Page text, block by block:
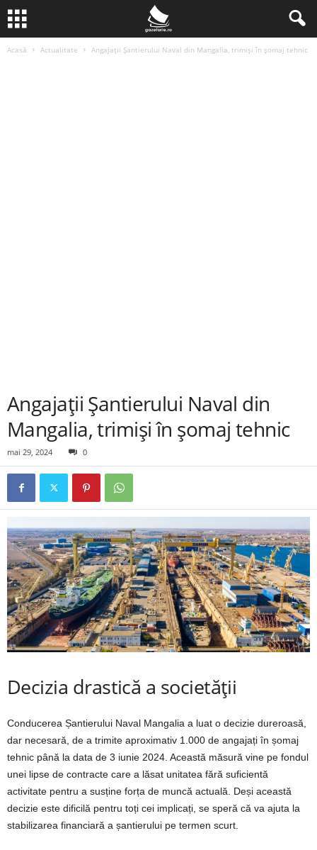
Acasă Actualitate Angajații Șantierului Naval din Mangalia, trimiși în șomaj tehnic
Angajații Șantierului Naval din
Mangalia, trimiși în șomaj tehnic
mai 29, 2024 0
Decizia drastică a societății
Conducerea Șantierului Naval Mangalia a luat o decizie dureroasă,
dar necesară, de a trimite aproximativ 1.000 de angajați în șomaj
tehnic până la data de 3 iunie 2024. Această măsură vine pe fondul
unei lipse de contracte care a lăsat unitatea fără suficientă
activitate pentru a susține forța de muncă actuală. Deși această
decizie este dificilă pentru toți cei implicați, se speră că va ajuta la
stabilizarea financiară a șantierului pe termen scurt.